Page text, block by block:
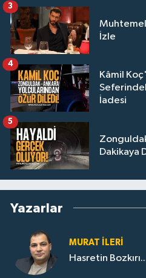
Muhtemel
İzle
3
Kâmil
İadesi
4
Dakikaya
5
Yazarlar
MURAT İLERI
Hasretin